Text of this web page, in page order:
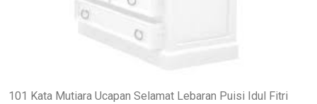
101 Kata Mutiara Ucapan Selamat Lebaran Puisi Idul Fitri